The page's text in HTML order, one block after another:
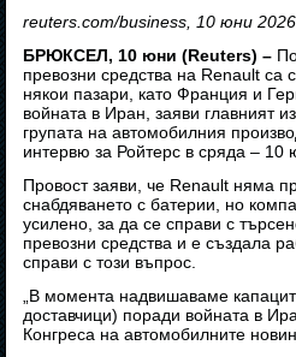
reuters.com/business, 10 юни
БРЮКСЕЛ, 10 юни (Reuters) –
превозни средства на Renault са
някои пазари, като Франция и
войната в Иран, заяви главният
групата на автомобилния
интервю за Ройтерс в сряда – 10
Провост заяви, че Renault няма
снабдяването с батерии, но
усилено, за да се справи с
превозни средства и е създала
справи с този въпрос.
„В момента надвишаваме
доставчици) поради войната в
Конгреса на автомобилните